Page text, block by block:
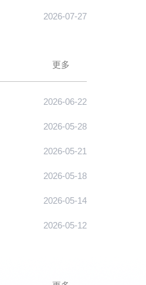
2026-07-27
更多
2026-06-22
2026-05-28
2026-05-21
2026-05-18
2026-05-14
2026-05-12